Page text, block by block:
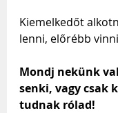
Kiemelkedőt
lenni, előrébb
Mondj nekünk
senki, vagy csak
tudnak rólad!